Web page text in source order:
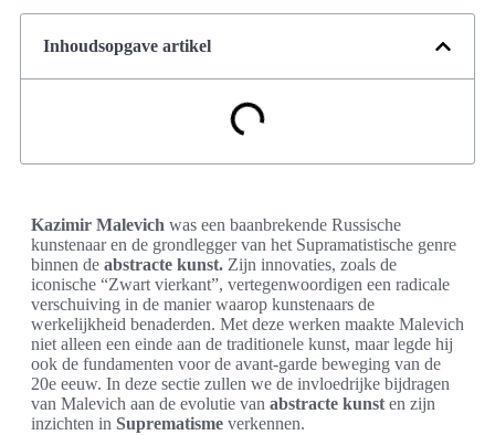
Inhoudsopgave artikel
Kazimir Malevich was een baanbrekende Russische
kunstenaar en de grondlegger van het Supramatistische genre
binnen de abstracte kunst. Zijn innovaties, zoals de
iconische “Zwart vierkant”, vertegenwoordigen een radicale
verschuiving in de manier waarop kunstenaars de
werkelijkheid benaderden. Met deze werken maakte Malevich
niet alleen een einde aan de traditionele kunst, maar legde hij
ook de fundamenten voor de avant-garde beweging van de
20e eeuw. In deze sectie zullen we de invloedrijke bijdragen
van Malevich aan de evolutie van abstracte kunst en zijn
inzichten in Suprematisme verkennen.